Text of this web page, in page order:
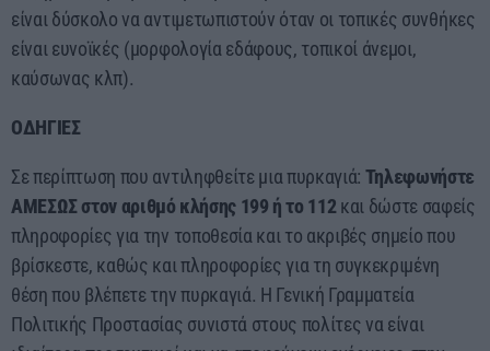
είναι δύσκολο να αντιμετωπιστούν όταν οι τοπικές συνθήκες
είναι ευνοϊκές (μορφολογία εδάφους, τοπικοί άνεμοι,
καύσωνας κλπ).
ΟΔΗΓΙΕΣ
Σε περίπτωση που αντιληφθείτε μια πυρκαγιά: Τηλεφωνήστε
ΑΜΕΣΩΣ στον αριθμό κλήσης 199 ή το 112και δώστε σαφείς
πληροφορίες για την τοποθεσία και το ακριβές σημείο που
βρίσκεστε, καθώς και πληροφορίες για τη συγκεκριμένη
θέση που βλέπετε την πυρκαγιά. Η Γενική Γραμματεία
Πολιτικής Προστασίας συνιστά στους πολίτες να είναι